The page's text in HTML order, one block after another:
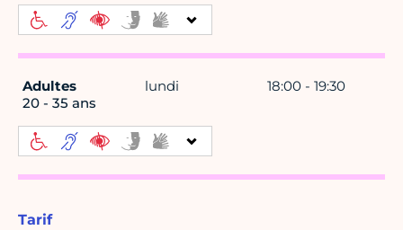
Adultes
20 - 35 ans
lundi 18:00 - 19:30
Tarif